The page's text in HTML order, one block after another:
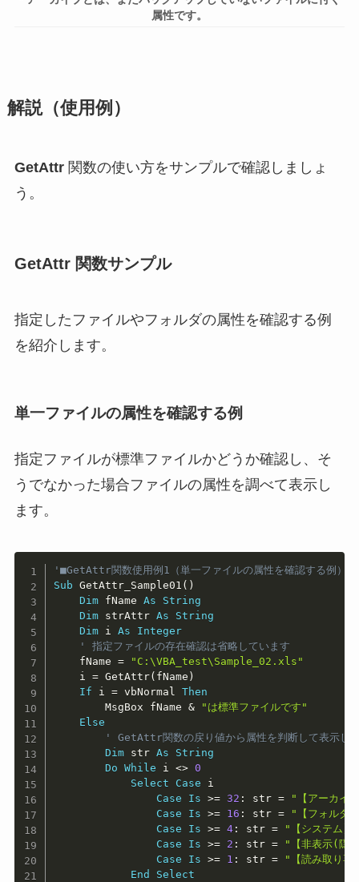
属性です。
解説（使用例）
GetAttr関数の使い方をサンプルで確認しましょ
う。
GetAttr 関数サンプル
指定したファイルやフォルダの属性を確認する例
を紹介します。
単一ファイルの属性を確認する例
指定ファイルが標準ファイルかどうか確認し、そ
うでなかった場合ファイルの属性を調べて表示し
ます。
'■GetAttr関数使用例1（単一ファイルの属性を確認する例）
Sub GetAttr_Sample01 ( )
Dim fName As
String
Dim strAttr As
String
Dim i As
Integer
' 指定ファイルの存在確認は省略しています
    fName
=
"C:\VBA_test\Sample_02.xls"
    i
= GetAttr( fName )
If i = vbNormal Then
        MsgBox fName
&
"は標準ファイルです"
Else
' GetAttr関数の戻り値から属性を判断して表示し
Dim str As
String
Do
While i <> 0
Select
Case i
Case
Is >= 32 : str =
"【アーカイ
Case
Is >= 16 : str =
"【フォルダ
Case
Is >= 4 : str =
"【システム】
Case
Is >= 2 : str =
"【非表示(隠
Case
Is >= 1 : str =
"【読み取り専
End
Select
Copy